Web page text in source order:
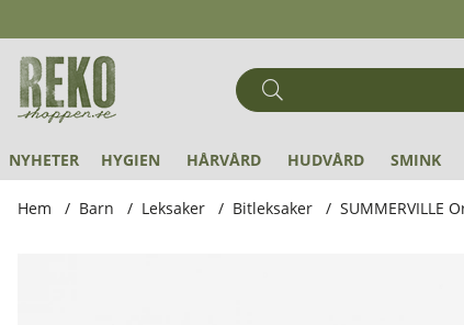
NYHETER HYGIEN HÅRVÅRD HUDVÅRD SMINK
Hem Barn Leksaker Bitleksaker SUMMERVILLE